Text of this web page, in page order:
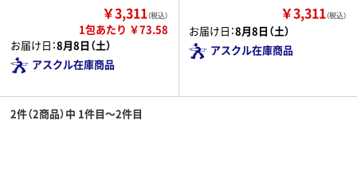
￥3,311（税込）
1包あたり ￥73.58
お届け日：8月8日（土）
アスクル在庫商品
￥3,311（税込）
お届け日：8月8日（土）
アスクル在庫商品
2件（2商品）中 1件目～2件目